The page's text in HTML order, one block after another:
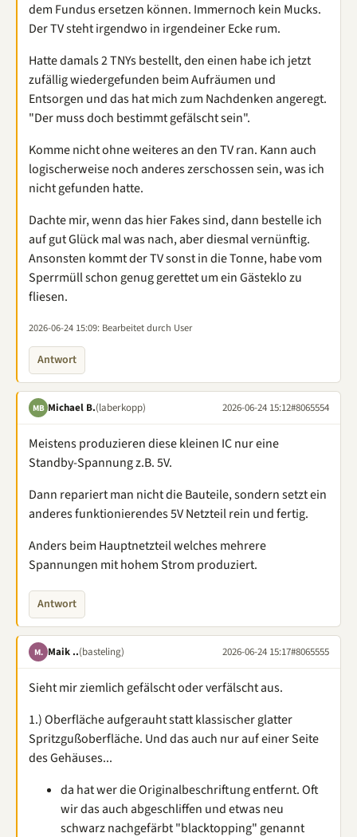
dem Fundus ersetzen können. Immernoch kein Mucks.
Der TV steht irgendwo in irgendeiner Ecke rum.
Hatte damals 2 TNYs bestellt, den einen habe ich jetzt
zufällig wiedergefunden beim Aufräumen und
Entsorgen und das hat mich zum Nachdenken angeregt.
"Der muss doch bestimmt gefälscht sein".
Komme nicht ohne weiteres an den TV ran. Kann auch
logischerweise noch anderes zerschossen sein, was ich
nicht gefunden hatte.
Dachte mir, wenn das hier Fakes sind, dann bestelle ich
auf gut Glück mal was nach, aber diesmal vernünftig.
Ansonsten kommt der TV sonst in die Tonne, habe vom
Sperrmüll schon genug gerettet um ein Gästeklo zu
fliesen.
2026-06-24 15:09: Bearbeitet durch User
Antwort
MB Michael B.(laberkopp) 2026-06-24 15:12#8065554
Meistens produzieren diese kleinen IC nur eine
Standby-Spannung z.B. 5V.
Dann repariert man nicht die Bauteile, sondern setzt ein
anderes funktionierendes 5V Netzteil rein und fertig.
Anders beim Hauptnetzteil welches mehrere
Spannungen mit hohem Strom produziert.
Antwort
M. Maik ..(basteling) 2026-06-24 15:17#8065555
Sieht mir ziemlich gefälscht oder verfälscht aus.
1.) Oberfläche aufgerauht statt klassischer glatter
Spritzgußoberfläche. Und das auch nur auf einer Seite
des Gehäuses...
da hat wer die Originalbeschriftung entfernt. Oft
wir das auch abgeschliffen und etwas neu
schwarz nachgefärbt "blacktopping" genannt